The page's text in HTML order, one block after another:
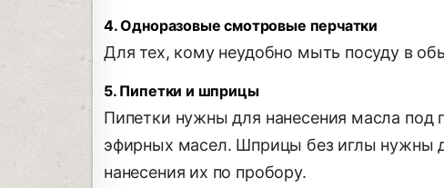
4. Одноразовые смотровые перчатки
Для тех, кому неудобно мыть посуду в
5. Пипетки и шприцы
Пипетки нужны для нанесения масла под
эфирных масел. Шприцы без иглы нужны
нанесения их по пробору.